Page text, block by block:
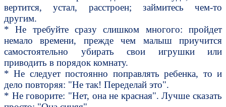
вертится, устал, расстроен; займитесь чем-то
другим.
* Не требуйте сразу слишком многого: пройдет
немало времени, прежде чем малыш приучится
самостоятельно убирать свои игрушки или
приводить в порядок комнату.
* Не следует постоянно поправлять ребенка, то и
дело повторяя: "Не так! Переделай это".
* Не говорите: "Нет, она не красная". Лучше сказать